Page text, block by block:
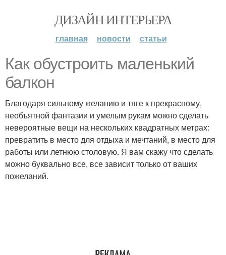
ДИЗАЙН ИНТЕРЬЕРА
главная новости статьи
Как обустроить маленький
балкон
Благодаря сильному желанию и тяге к прекрасному,
необъятной фантазии и умелым рукам можно сделать
невероятные вещи на нескольких квадратных метрах:
превратить в место для отдыха и мечтаний, в место для
работы или летнюю столовую. Я вам скажу что сделать
можно буквально все, все зависит только от ваших
пожеланий.